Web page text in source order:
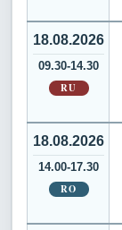
18.08.2026
09.30-14.30
RU
18.08.2026
14.00-17.30
RO